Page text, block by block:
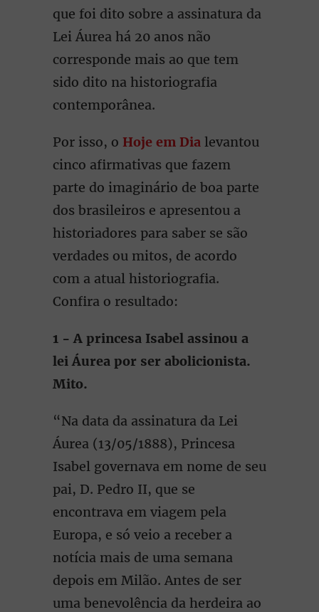
que foi dito sobre a assinatura da
Lei Áurea há 20 anos não
corresponde mais ao que tem
sido dito na historiografia
contemporânea.
Por isso, o Hoje em Dia levantou
cinco afirmativas que fazem
parte do imaginário de boa parte
dos brasileiros e apresentou a
historiadores para saber se são
verdades ou mitos, de acordo
com a atual historiografia.
Confira o resultado:
1 - A princesa Isabel assinou a
lei Áurea por ser abolicionista.
Mito.
“Na data da assinatura da Lei
Áurea (13/05/1888), Princesa
Isabel governava em nome de seu
pai, D. Pedro II, que se
encontrava em viagem pela
Europa, e só veio a receber a
notícia mais de uma semana
depois em Milão. Antes de ser
uma benevolência da herdeira ao